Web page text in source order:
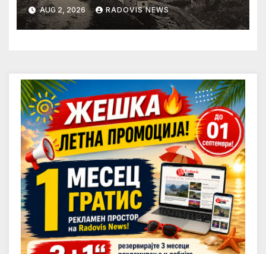
AUG 2, 2026 RADOVIS NEWS